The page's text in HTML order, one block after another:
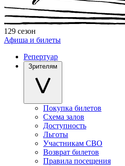
129 сезон
Афиша и билеты
Репертуар
Зрителям
Покупка билетов
Схема залов
Доступность
Льготы
Участникам СВО
Возврат билетов
Правила посещения